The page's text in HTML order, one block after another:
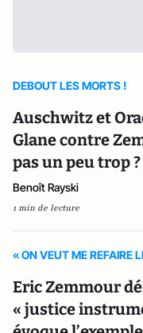
DEBOUT LES MORTS !
Auschwitz et
Glane contre
pas un peu trop ?
Benoît Rayski
1 min de lecture
« ON VEUT ME REFAIRE
Eric Zemmour
« justice